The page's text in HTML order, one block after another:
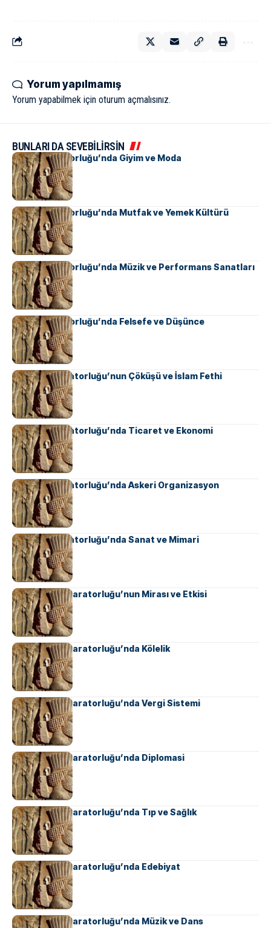
Yorum yapılmamış
Yorum yapabilmek için oturum açmalısınız.
BUNLARI DA SEVEBİLİRSİN
Pers İmparatorluğu’nda Giyim ve Moda
Pers İmparatorluğu’nda Mutfak ve Yemek Kültürü
Pers İmparatorluğu’nda Müzik ve Performans Sanatları
Pers İmparatorluğu’nda Felsefe ve Düşünce
Sasani İmparatorluğu’nun Çöküşü ve İslam Fethi
Sasani İmparatorluğu’nda Ticaret ve Ekonomi
Sasani İmparatorluğu’nda Askeri Organizasyon
Sasani İmparatorluğu’nda Sanat ve Mimari
Ahameniş İmparatorluğu’nun Mirası ve Etkisi
Ahameniş İmparatorluğu’nda Kölelik
Ahameniş İmparatorluğu’nda Vergi Sistemi
Ahameniş İmparatorluğu’nda Diplomasi
Ahameniş İmparatorluğu’nda Tıp ve Sağlık
Ahameniş İmparatorluğu’nda Edebiyat
Ahameniş İmparatorluğu’nda Müzik ve Dans